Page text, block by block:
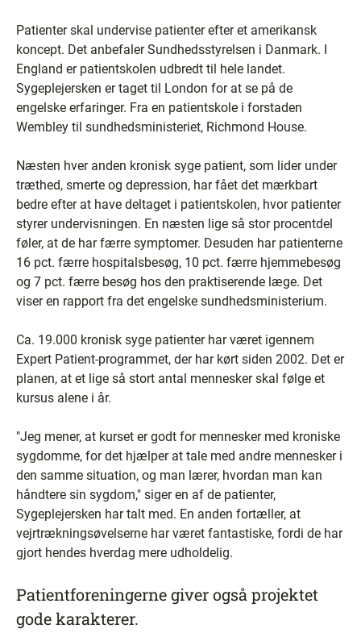
Patienter skal undervise patienter efter et amerikansk
koncept. Det anbefaler Sundhedsstyrelsen i Danmark. I
England er patientskolen udbredt til hele landet.
Sygeplejersken er taget til London for at se på de
engelske erfaringer. Fra en patientskole i forstaden
Wembley til sundhedsministeriet, Richmond House.
Næsten hver anden kronisk syge patient, som lider under
træthed, smerte og depression, har fået det mærkbart
bedre efter at have deltaget i patientskolen, hvor patienter
styrer undervisningen. En næsten lige så stor procentdel
føler, at de har færre symptomer. Desuden har patienterne
16 pct. færre hospitalsbesøg, 10 pct. færre hjemmebesøg
og 7 pct. færre besøg hos den praktiserende læge. Det
viser en rapport fra det engelske sundhedsministerium.
Ca. 19.000 kronisk syge patienter har været igennem
Expert Patient-programmet, der har kørt siden 2002. Det er
planen, at et lige så stort antal mennesker skal følge et
kursus alene i år.
"Jeg mener, at kurset er godt for mennesker med kroniske
sygdomme, for det hjælper at tale med andre mennesker i
den samme situation, og man lærer, hvordan man kan
håndtere sin sygdom," siger en af de patienter,
Sygeplejersken har talt med. En anden fortæller, at
vejrtrækningsøvelserne har været fantastiske, fordi de har
gjort hendes hverdag mere udholdelig.
Patientforeningerne giver også projektet
gode karakterer.